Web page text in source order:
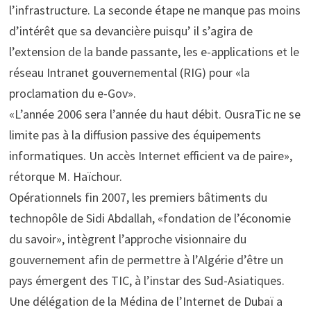
l’infrastructure. La seconde étape ne manque pas moins
d’intérêt que sa devancière puisqu’ il s’agira de
l’extension de la bande passante, les e-applications et le
réseau Intranet gouvernemental (RIG) pour «la
proclamation du e-Gov».
«L’année 2006 sera l’année du haut débit. OusraTic ne se
limite pas à la diffusion passive des équipements
informatiques. Un accès Internet efficient va de paire»,
rétorque M. Haïchour.
Opérationnels fin 2007, les premiers bâtiments du
technopôle de Sidi Abdallah, «fondation de l’économie
du savoir», intègrent l’approche visionnaire du
gouvernement afin de permettre à l’Algérie d’être un
pays émergent des TIC, à l’instar des Sud-Asiatiques.
Une délégation de la Médina de l’Internet de Dubaï a